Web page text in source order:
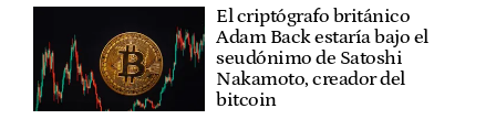
El criptógrafo británico
Adam Back estaría bajo el
seudónimo de Satoshi
Nakamoto, creador del
bitcoin